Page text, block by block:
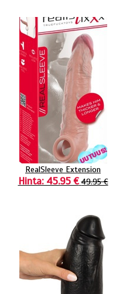
RealSleeve Extension
Hinta: 45.95 € 49.95 €